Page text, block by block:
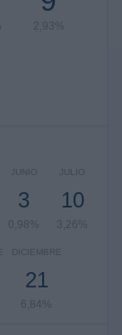
2,93%
JUNIO
3
0,98%
JULIO
10
3,26%
DICIEMBRE
21
6,84%